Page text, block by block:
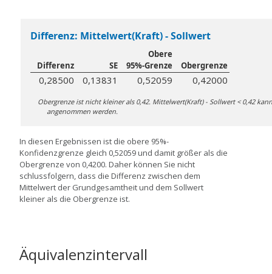
Differenz: Mittelwert(Kraft) - Sollwert
Differenz SE
Obere
95%-Grenze
Obergrenze
0,28500 0,13831 0,52059 0,42000
Obergrenze ist nicht kleiner als 0,42. Mittelwert(Kraft) - Sollwert < 0,42
angenommen werden.
In diesen Ergebnissen ist die obere 95%-
Konfidenzgrenze gleich 0,52059 und damit größer als die
Obergrenze von 0,4200. Daher können Sie nicht
schlussfolgern, dass die Differenz zwischen dem
Mittelwert der Grundgesamtheit und dem Sollwert
kleiner als die Obergrenze ist.
Äquivalenzintervall